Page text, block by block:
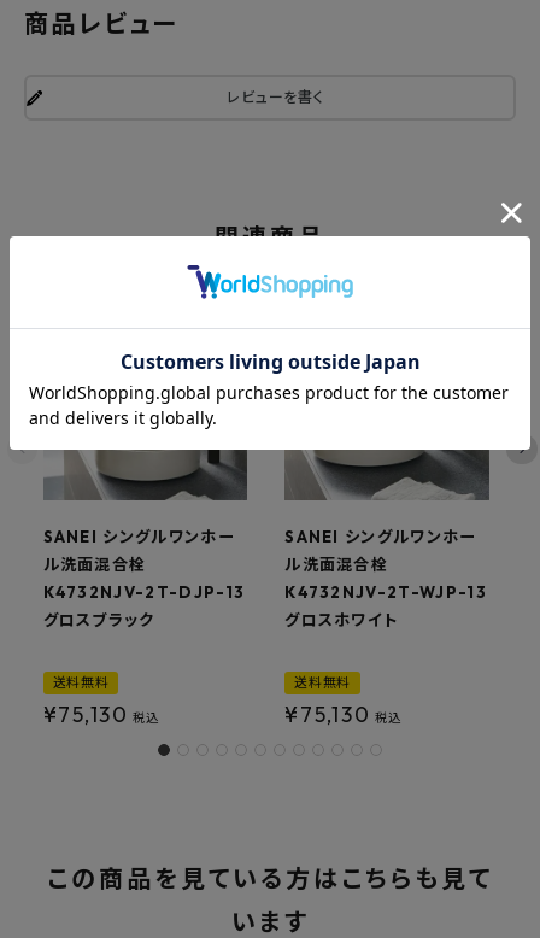
商品レビュー
レビューを書く
関連商品
SANEI シングルワンホー
ル洗面混合栓
K4732NJV-2T-DJP-13
グロスブラック
送料無料
¥75,130 税込
SANEI シングルワンホー
ル洗面混合栓
K4732NJV-2T-WJP-13
グロスホワイト
送料無料
¥75,130 税込
この商品を見ている方はこちらも見て
います